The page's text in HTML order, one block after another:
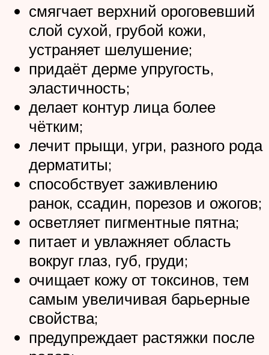
смягчает верхний ороговевший
слой сухой, грубой кожи,
устраняет шелушение;
придаёт дерме упругость,
эластичность;
делает контур лица более
чётким;
лечит прыщи, угри, разного рода
дерматиты;
способствует заживлению
ранок, ссадин, порезов и ожогов;
осветляет пигментные пятна;
питает и увлажняет область
вокруг глаз, губ, груди;
очищает кожу от токсинов, тем
самым увеличивая барьерные
свойства;
предупреждает растяжки после